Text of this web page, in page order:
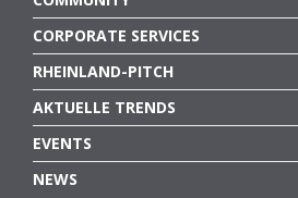
CORPORATE SERVICES
RHEINLAND-PITCH
AKTUELLE TRENDS
EVENTS
NEWS